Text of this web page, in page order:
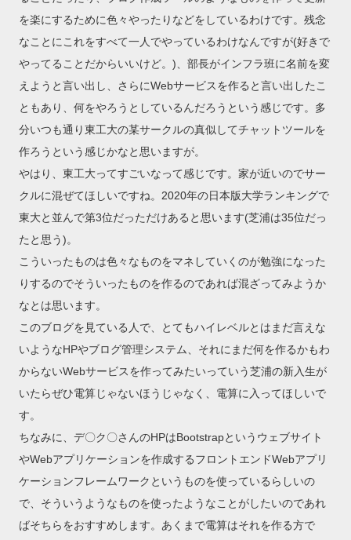
を楽にするために色々やったりなどをしているわけです。残念
なことにこれをすべて一人でやっているわけなんですが(好きで
やってることだからいいけど。)、部長がインフラ班に名前を変
えようと言い出し、さらにWebサービスを作ると言い出したこ
ともあり、何をやろうとしているんだろうという感じです。多
分いつも通り東工大の某サークルの真似してチャットツールを
作ろうという感じかなと思いますが。
やはり、東工大ってすごいなって感じです。家が近いのでサー
クルに混ぜてほしいですね。2020年の日本版大学ランキングで
東大と並んで第3位だっただけあると思います(芝浦は35位だっ
たと思う)。
こういったものは色々なものをマネしていくのが勉強になった
りするのでそういったものを作るのであれば混ざってみようか
なとは思います。
このブログを見ている人で、とてもハイレベルとはまだ言えな
いようなHPやブログ管理システム、それにまだ何を作るかもわ
からないWebサービスを作ってみたいっていう芝浦の新入生が
いたらぜひ電算じゃないほうじゃなく、電算に入ってほしいで
す。
ちなみに、デ〇ク〇さんのHPはBootstrapというウェブサイト
やWebアプリケーションを作成するフロントエンドWebアプリ
ケーションフレームワークというものを使っているらしいの
で、そういうようなものを使ったようなことがしたいのであれ
ばそちらをおすすめします。あくまで電算はそれを作る方で